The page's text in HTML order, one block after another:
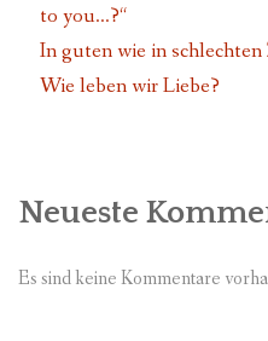
to you…?“
In guten wie in schlechten
Wie leben wir Liebe?
Neueste
Es sind keine Kommentare